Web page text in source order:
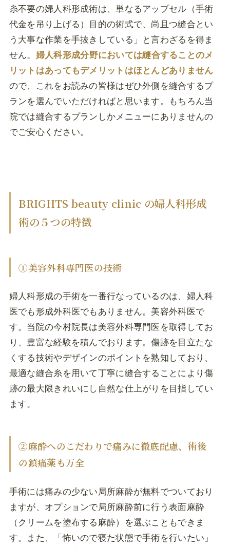
糸不要の婦人科形成術は、単なるアップセル（手術
代金を吊り上げる）目的の術式で、尚且つ縫合とい
う大事な作業を手抜きしている」と言わざるを得ま
せん。 婦人科形成分野においては縫合することのメ
リットはあってもデメリットはほとんどありません
ので、これをお読みの皆様はぜひ外側を縫合するプ
ランを選んでいただければと思います。もちろん当
院では縫合するプランしかメニューにありませんの
でご安心ください。
BRIGHTS beauty clinic の婦人科形成
術の５つの特徴
①美容外科専門医の技術
婦人科形成の手術を一番行なっているのは、婦人科
医でも形成外科医でもありません。美容外科医で
す。当院の今村院長は美容外科専門医を取得してお
り、豊富な経験を積んでおります。傷跡を目立たな
くする技術やデザインのポイントを熟知しており、
最適な縫合糸を用いて丁寧に縫合することにより傷
跡の最大限きれいにし自然な仕上がりを目指してい
ます。
②麻酔へのこだわりで痛みに徹底配慮、術後
の鎮痛薬も万全
手術には痛みの少ない局所麻酔が無料でついており
ますが、オプションで局所麻酔前に行う表面麻酔
（クリームを塗布する麻酔）を選ぶこともできま
す。また、「怖いので寝た状態で手術を行いたい」